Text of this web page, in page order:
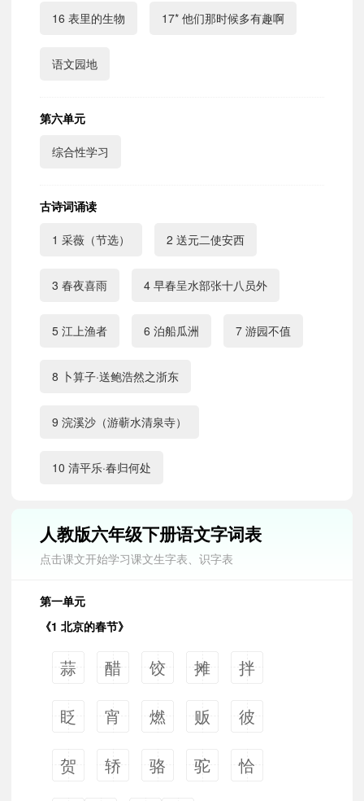
16 表里的生物 17* 他们那时候多有趣啊
语文园地
第六单元
综合性学习
古诗词诵读
1 采薇（节选） 2 送元二使安西
3 春夜喜雨 4 早春呈水部张十八员外
5 江上渔者 6 泊船瓜洲 7 游园不值
8 卜算子·送鲍浩然之浙东
9 浣溪沙（游蕲水清泉寺）
10 清平乐·春归何处
人教版六年级下册语文字词表
点击课文开始学习课文生字表、识字表
第一单元
《1 北京的春节》
蒜 醋 饺 摊 拌
眨 宵 燃 贩 彼
贺 轿 骆 驼 恰